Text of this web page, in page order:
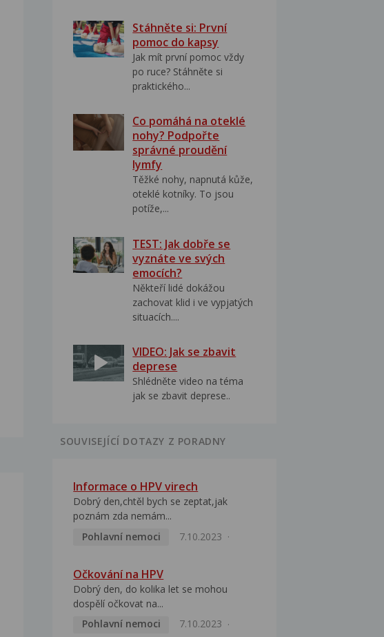
Stáhněte si: První
pomoc do kapsy
Jak mít první pomoc vždy
po ruce? Stáhněte si
praktického...
Co pomáhá na oteklé
nohy? Podpořte
správné proudění
lymfy
Těžké nohy, napnutá kůže,
oteklé kotníky. To jsou
potíže,...
TEST: Jak dobře se
vyznáte ve svých
emocích?
Někteří lidé dokážou
zachovat klid i ve vypjatých
situacích....
VIDEO: Jak se zbavit
deprese
Shlédněte video na téma
jak se zbavit deprese..
SOUVISEJÍCÍ DOTAZY Z PORADNY
Informace o HPV virech
Dobrý den,chtěl bych se zeptat,jak
poznám zda nemám...
Pohlavní nemoci
7.10.2023
Očkování na HPV
Dobrý den, do kolika let se mohou
dospělí očkovat na...
Pohlavní nemoci
7.10.2023